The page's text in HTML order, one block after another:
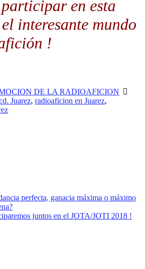
en esta
interesante mundo
!
DE LA RADIOAFICION
Juarez, radioaficion en Juarez,
perfecta, ganacia máxima o máximo
juntos en el JOTA/JOTI 2018 !